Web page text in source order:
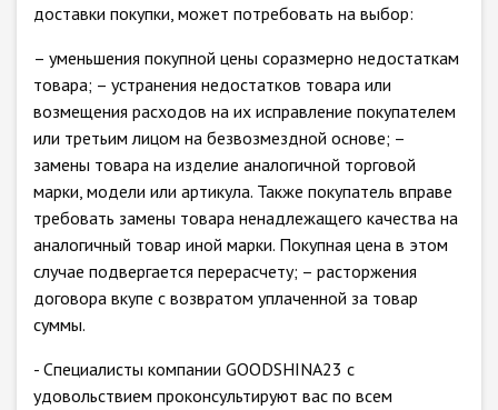
доставки покупки, может потребовать на выбор:
– уменьшения покупной цены соразмерно недостаткам
товара; – устранения недостатков товара или
возмещения расходов на их исправление покупателем
или третьим лицом на безвозмездной основе; –
замены товара на изделие аналогичной торговой
марки, модели или артикула. Также покупатель вправе
требовать замены товара ненадлежащего качества на
аналогичный товар иной марки. Покупная цена в этом
случае подвергается перерасчету; – расторжения
договора вкупе с возвратом уплаченной за товар
суммы.
- Специалисты компании GOODSHINA23 с
удовольствием проконсультируют вас по всем